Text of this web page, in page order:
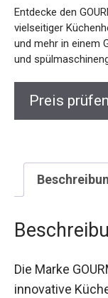
Entdecke den
vielseitiger
und mehr in einem
und
Preis prüfen
Die Marke
innovative